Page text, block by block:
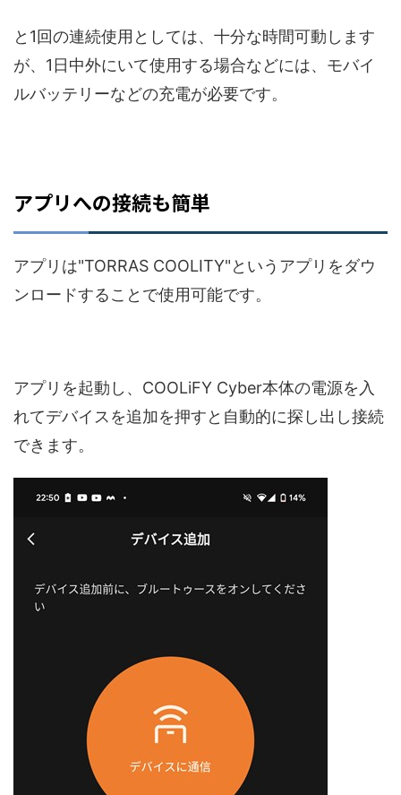
と1回の連続使用としては、十分な時間可動します
が、1日中外にいて使用する場合などには、モバイ
ルバッテリーなどの充電が必要です。
アプリへの接続も簡単
アプリは"TORRAS COOLITY"というアプリをダウ
ンロードすることで使用可能です。
アプリを起動し、COOLiFY Cyber本体の電源を入
れてデバイスを追加を押すと自動的に探し出し接続
できます。